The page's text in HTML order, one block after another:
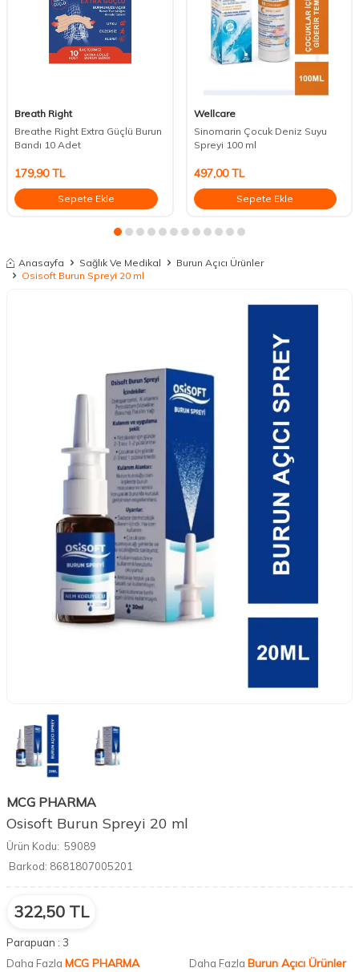
Breath Right
Breathe Right Extra Güçlü Burun
Bandı 10 Adet
179,90TL
Sepete Ekle
Wellcare
Sinomarin Çocuk Deniz Suyu
Spreyi 100 ml
497,00TL
Sepete Ekle
Anasayfa Sağlık Ve Medikal
Burun Açıcı Ürünler
Osisoft Burun Spreyi 20 ml
MCG PHARMA
Osisoft Burun Spreyi 20 ml
Ürün Kodu: 59089
Barkod: 8681807005201
322,50 TL
Parapuan : 3
Daha Fazla MCG PHARMA Daha Fazla Burun Açıcı Ürünler